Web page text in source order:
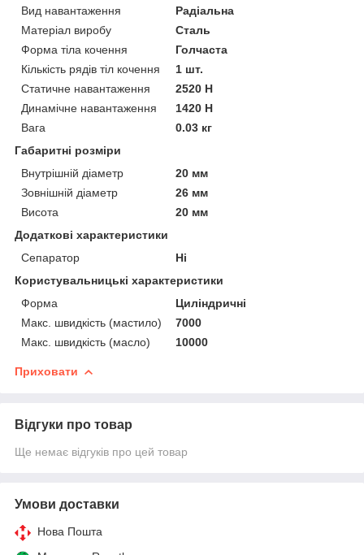
Вид навантаження
Радіальна
Матеріал виробу
Сталь
Форма тіла кочення
Голчаста
Кількість рядів тіл кочення
1 шт.
Статичне навантаження
2520 Н
Динамічне навантаження
1420 Н
Вага
0.03 кг
Габаритні розміри
Внутрішній діаметр
20 мм
Зовнішній діаметр
26 мм
Висота
20 мм
Додаткові характеристики
Сепаратор
Ні
Користувальницькі характеристики
Форма
Циліндричні
Макс. швидкість (мастило)
7000
Макс. швидкість (масло)
10000
Приховати
Відгуки про товар
Ще немає відгуків про цей товар
Умови доставки
Нова Пошта